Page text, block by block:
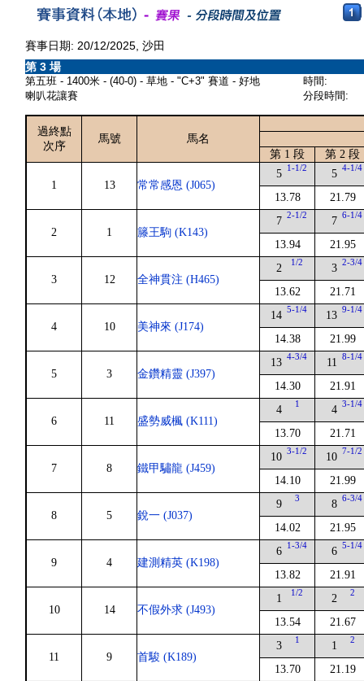
賽事日期: 20/12/2025, 沙田
第 3 場
第五班 - 1400米 - (40-0) - 草地 - "C+3" 賽道 - 好地
喇叭花讓賽
時間:
分段時間:
過終點
次序
馬號
馬名
第 1 段
第 2 段
1 13 常常感恩 (J065)
5 1-1/2
13.78
5 4-1/4
21.79
2 1 籐王駒 (K143)
7 2-1/2
13.94
7 6-1/4
21.95
3 12 全神貫注 (H465)
2 1/2
13.62
3 2-3/4
21.71
4 10 美神來 (J174)
14 5-1/4
14.38
13 9-1/4
21.99
5 3 金鑽精靈 (J397)
13 4-3/4
14.30
11 8-1/4
21.91
6 11 盛勢威楓 (K111)
4 1
13.70
4 3-1/4
21.71
7 8 鐵甲驌龍 (J459)
10 3-1/2
14.10
10 7-1/2
21.99
8 5 銳一 (J037)
9 3
14.02
8 6-3/4
21.95
9 4 建測精英 (K198)
6 1-3/4
13.82
6 5-1/4
21.91
10 14 不假外求 (J493)
1 1/2
13.54
2 2
21.67
11 9 首駿 (K189)
3 1
13.70
1 2
21.19